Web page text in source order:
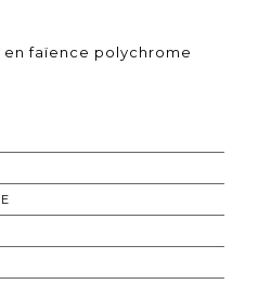
faïence polychrome